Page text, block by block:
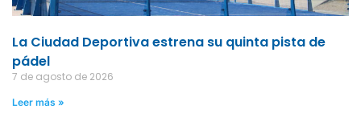
La Ciudad Deportiva estrena su quinta pista de
pádel
7 de agosto de 2026
Leer más »